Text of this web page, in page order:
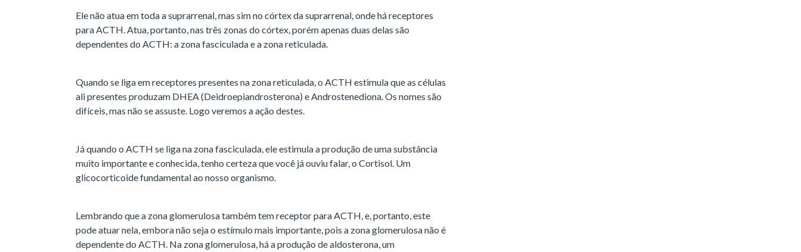
Ele não atua em toda a suprarrenal, mas sim no córtex da suprarrenal, onde há receptores
para ACTH. Atua, portanto, nas três zonas do córtex, porém apenas duas delas são
dependentes do ACTH: a zona fasciculada e a zona reticulada.
Quando se liga em receptores presentes na zona reticulada, o ACTH estimula que as células
ali presentes produzam DHEA (Deidroepiandrosterona) e Androstenediona. Os nomes são
difíceis, mas não se assuste. Logo veremos a ação destes.
Já quando o ACTH se liga na zona fasciculada, ele estimula a produção de uma substância
muito importante e conhecida, tenho certeza que você já ouviu falar, o Cortisol. Um
glicocorticoide fundamental ao nosso organismo.
Lembrando que a zona glomerulosa também tem receptor para ACTH, e, portanto, este
pode atuar nela, embora não seja o estímulo mais importante, pois a zona glomerulosa não é
dependente do ACTH. Na zona glomerulosa, há a produção de aldosterona, um